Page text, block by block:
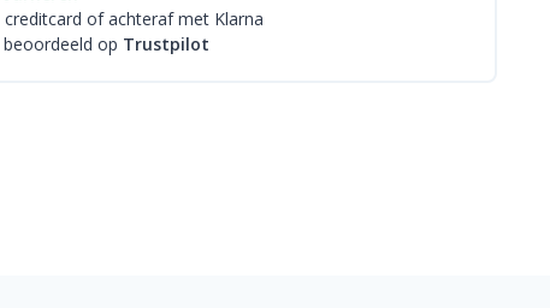
creditcard of achteraf met Klarna
op Trustpilot